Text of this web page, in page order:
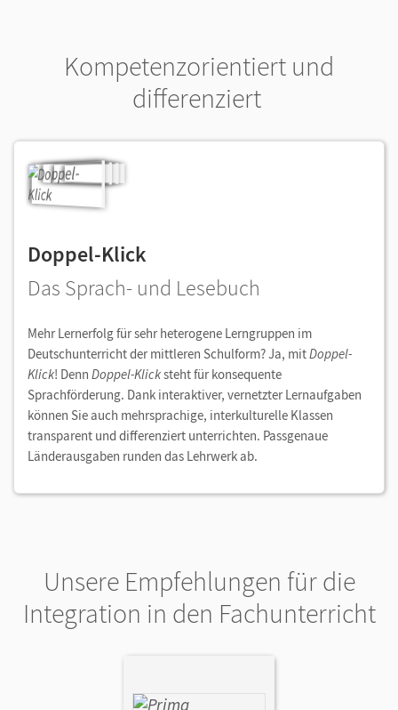
Kompetenzorientiert und
differenziert
Doppel-Klick
Das Sprach- und Lesebuch
Mehr Lernerfolg für sehr heterogene Lerngruppen im
Deutschunterricht der mittleren Schulform? Ja, mitDoppel-
Klick! Denn Doppel-Klicksteht für konsequente
Sprachförderung. Dank interaktiver, vernetzter Lernaufgaben
können Sie auch mehrsprachige, interkulturelle Klassen
transparent und differenziert unterrichten. Passgenaue
Länderausgaben runden das Lehrwerk ab.
Unsere Empfehlungen für die
Integration in den Fachunterricht